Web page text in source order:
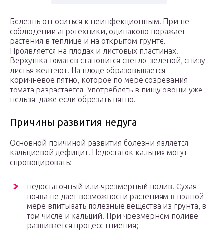
Болезнь относиться к неинфекционным. При не
соблюдении агротехники, одинаково поражает
растения в теплице и на открытом грунте.
Проявляется на плодах и листовых пластинах.
Верхушка томатов становится светло-зеленой, снизу
листья желтеют. На плоде образовывается
коричневое пятно, которое по мере созревания
томата разрастается. Употреблять в пищу овощи уже
нельзя, даже если обрезать пятно.
Причины развития недуга
Основной причиной развития болезни является
кальциевой дефицит. Недостаток кальция могут
спровоцировать:
недостаточный или чрезмерный полив. Сухая
почва не дает возможности растениям в полной
мере впитывать полезные вещества из грунта, в
том числе и кальций. При чрезмерном поливе
развивается процесс гниения;